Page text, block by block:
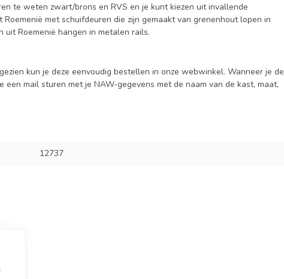
te weten zwart/brons en RVS en je kunt kiezen uit invallende
met schuifdeuren die zijn gemaakt van grenenhout lopen in
uit Roemenië hangen in metalen rails.
kun je deze eenvoudig bestellen in onze webwinkel. Wanneer je de
mail sturen met je NAW-gegevens met de naam van de kast, maat,
12737